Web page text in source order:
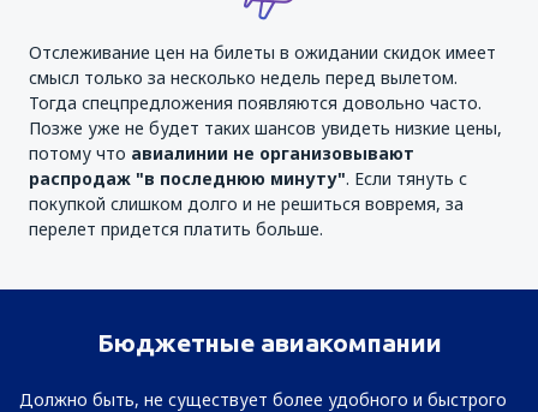
Отслеживание цен на билеты в ожидании скидок имеет
смысл только за несколько недель перед вылетом.
Тогда спецпредложения появляются довольно часто.
Позже уже не будет таких шансов увидеть низкие цены,
потому что авиалинии не организовывают
распродаж "в последнюю минуту". Если тянуть с
покупкой слишком долго и не решиться вовремя, за
перелет придется платить больше.
Бюджетные авиакомпании
Должно быть, не существует более удобного и быстрого